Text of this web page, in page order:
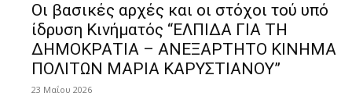
Οι βασικές αρχές και οι στόχοι τού υπό
ίδρυση Κινήματός “ΕΛΠΙΔΑ ΓΙΑ ΤΗ
ΔΗΜΟΚΡΑΤΙΑ – ΑΝΕΞΑΡΤΗΤΟ ΚΙΝΗΜΑ
ΠΟΛΙΤΩΝ ΜΑΡΙΑ ΚΑΡΥΣΤΙΑΝΟΥ”
23 Μαΐου 2026